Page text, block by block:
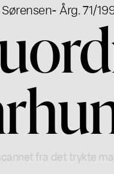
- Årg. 71/
fra det trykte